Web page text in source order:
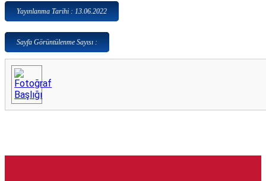
Yayınlanma Tarihi : 13.06.2022
Sayfa Görüntülenme Sayısı :